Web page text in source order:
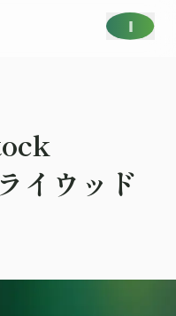
イウッド